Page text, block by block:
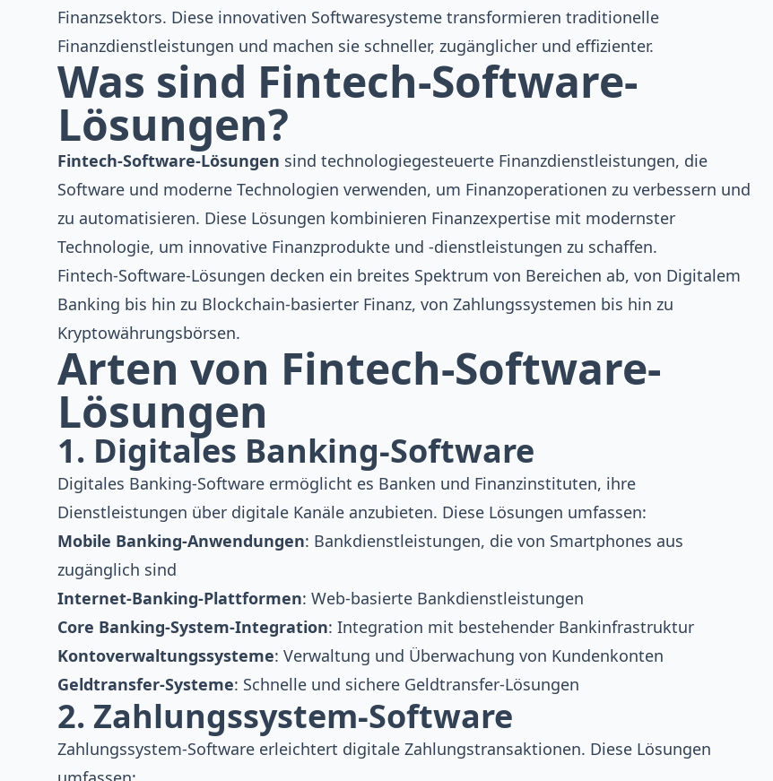
Finanzsektors. Diese innovativen Softwaresysteme transformieren traditionelle
Finanzdienstleistungen und machen sie schneller, zugänglicher und effizienter.
Was sind Fintech-Software-
Lösungen?
Fintech-Software-Lösungen sind technologiegesteuerte Finanzdienstleistungen, die
Software und moderne Technologien verwenden, um Finanzoperationen zu verbessern und
zu automatisieren. Diese Lösungen kombinieren Finanzexpertise mit modernster
Technologie, um innovative Finanzprodukte und -dienstleistungen zu schaffen.
Fintech-Software-Lösungen decken ein breites Spektrum von Bereichen ab, von Digitalem
Banking bis hin zu Blockchain-basierter Finanz, von Zahlungssystemen bis hin zu
Kryptowährungsbörsen.
Arten von Fintech-Software-
Lösungen
1. Digitales Banking-Software
Digitales Banking-Software ermöglicht es Banken und Finanzinstituten, ihre
Dienstleistungen über digitale Kanäle anzubieten. Diese Lösungen umfassen:
Mobile Banking-Anwendungen: Bankdienstleistungen, die von Smartphones aus
zugänglich sind
Internet-Banking-Plattformen: Web-basierte Bankdienstleistungen
Core Banking-System-Integration: Integration mit bestehender Bankinfrastruktur
Kontoverwaltungssysteme: Verwaltung und Überwachung von Kundenkonten
Geldtransfer-Systeme: Schnelle und sichere Geldtransfer-Lösungen
2. Zahlungssystem-Software
Zahlungssystem-Software erleichtert digitale Zahlungstransaktionen. Diese Lösungen